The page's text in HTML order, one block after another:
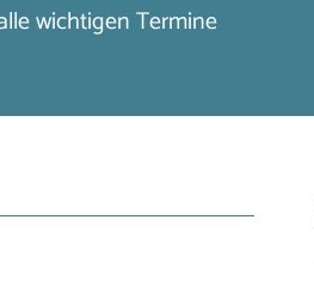
wichtigen Termine